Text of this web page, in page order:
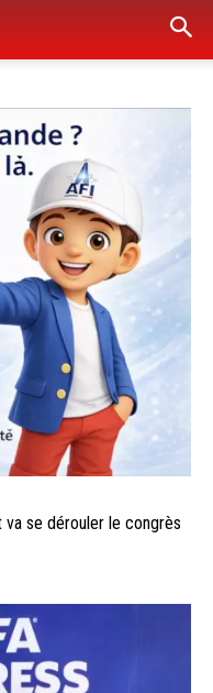
va se dérouler le congrès